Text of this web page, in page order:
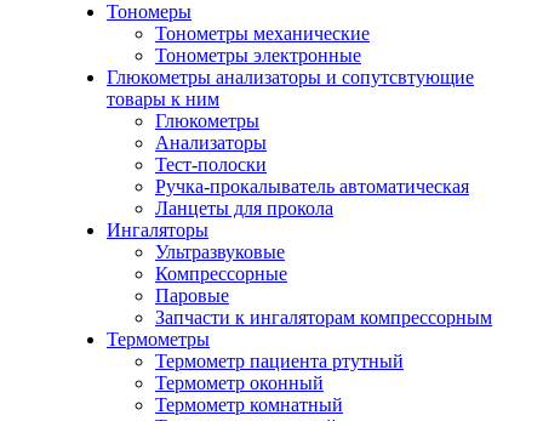
Тономеры
Тонометры механические
Тонометры электронные
Глюкометры анализаторы и сопутсвтующие
товары к ним
Глюкометры
Анализаторы
Тест-полоски
Ручка-прокалыватель автоматическая
Ланцеты для прокола
Ингаляторы
Ультразвуковые
Компрессорные
Паровые
Запчасти к ингаляторам компрессорным
Термометры
Термометр пациента ртутный
Термометр оконный
Термометр комнатный